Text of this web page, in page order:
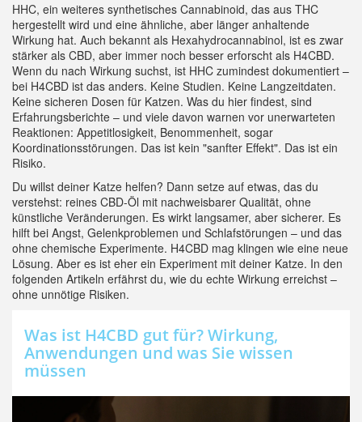
HHC, ein weiteres synthetisches Cannabinoid, das aus THC
hergestellt wird und eine ähnliche, aber länger anhaltende
Wirkung hat. Auch bekannt als Hexahydrocannabinol, ist es zwar
stärker als CBD, aber immer noch besser erforscht als H4CBD.
Wenn du nach Wirkung suchst, ist HHC zumindest dokumentiert –
bei H4CBD ist das anders. Keine Studien. Keine Langzeitdaten.
Keine sicheren Dosen für Katzen. Was du hier findest, sind
Erfahrungsberichte – und viele davon warnen vor unerwarteten
Reaktionen: Appetitlosigkeit, Benommenheit, sogar
Koordinationsstörungen. Das ist kein "sanfter Effekt". Das ist ein
Risiko.
Du willst deiner Katze helfen? Dann setze auf etwas, das du
verstehst: reines CBD-Öl mit nachweisbarer Qualität, ohne
künstliche Veränderungen. Es wirkt langsamer, aber sicherer. Es
hilft bei Angst, Gelenkproblemen und Schlafstörungen – und das
ohne chemische Experimente. H4CBD mag klingen wie eine neue
Lösung. Aber es ist eher ein Experiment mit deiner Katze. In den
folgenden Artikeln erfährst du, wie du echte Wirkung erreichst –
ohne unnötige Risiken.
Was ist H4CBD gut für? Wirkung,
Anwendungen und was Sie wissen
müssen